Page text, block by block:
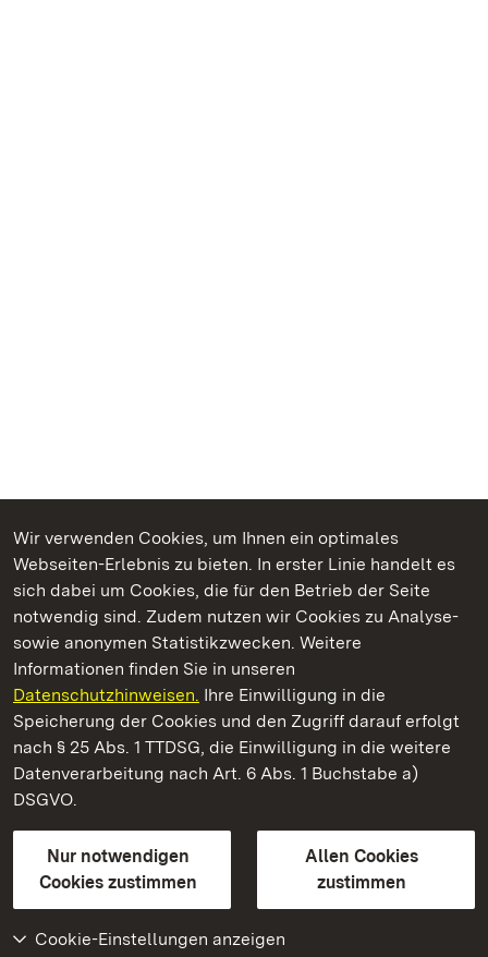
Wir verwenden Cookies, um Ihnen ein optimales
Webseiten-Erlebnis zu bieten. In erster Linie handelt es
sich dabei um Cookies, die für den Betrieb der Seite
notwendig sind. Zudem nutzen wir Cookies zu Analyse-
sowie anonymen Statistikzwecken. Weitere
Informationen finden Sie in unseren
Datenschutzhinweisen. Ihre Einwilligung in die
Speicherung der Cookies und den Zugriff darauf erfolgt
nach § 25 Abs. 1 TTDSG, die Einwilligung in die weitere
Datenverarbeitung nach Art. 6 Abs. 1 Buchstabe a)
DSGVO.
Nur notwendigen
Cookies zustimmen
Allen Cookies
zustimmen
Cookie-Einstellungen anzeigen
Kommen. Staunen. Genießen.
Staatliche Schlösser und Gärten Baden‑Württemberg
Staatliche Schlösser und Gärten Baden-Württemberg
Kontakt
GebärdenspracheLeichte Sprache
Erklärung zur Barrierefreiheit
BITV-konform (geprüfte Seiten)
Weiteres